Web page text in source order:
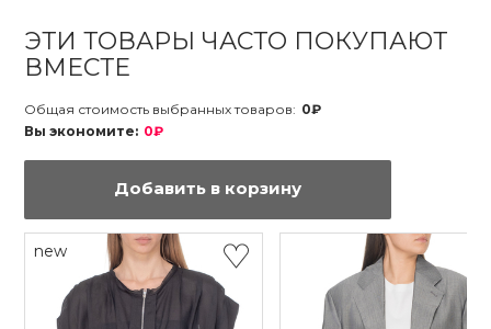
ЭТИ ТОВАРЫ ЧАСТО ПОКУПАЮТ
ВМЕСТЕ
Общая стоимость выбранных товаров: 0₽
Вы экономите: 0₽
Добавить в корзину
new